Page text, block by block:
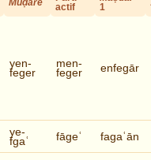
actif
1
yen-
feger
men-
feger enfegār
ye-
fgaʿ fāgeʿ fagaʿān